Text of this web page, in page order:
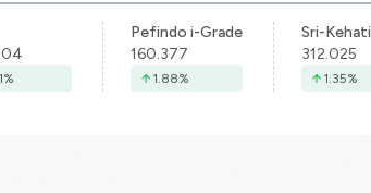
%
Pefindo i-Grade
160.377
1.88%
Sri-Kehati
312.025
1.35%